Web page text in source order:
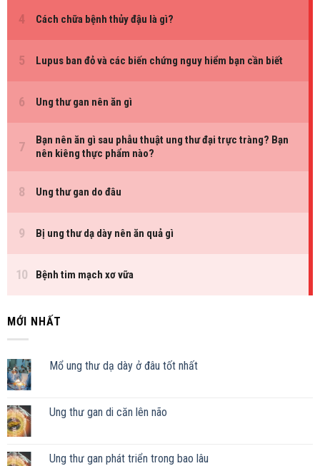
MỚI NHẤT
Mổ ung thư dạ dày ở đâu tốt nhất
Ung thư gan di căn lên não
Ung thư gan phát triển trong bao lâu